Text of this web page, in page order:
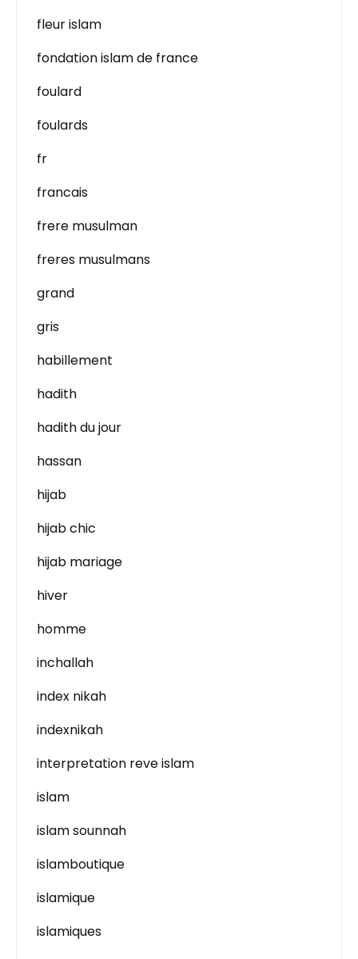
fleur islam
fondation islam de france
foulard
foulards
fr
francais
frere musulman
freres musulmans
grand
gris
habillement
hadith
hadith du jour
hassan
hijab
hijab chic
hijab mariage
hiver
homme
inchallah
index nikah
indexnikah
interpretation reve islam
islam
islam sounnah
islamboutique
islamique
islamiques